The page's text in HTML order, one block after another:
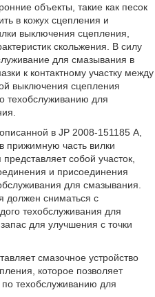
объекты, такие как песок
в кожух сцепления и
выключения сцепления,
скольжения. В силу
для смазывания в
к контактному участку между
выключения сцепления
техобслуживанию для
в JP 2008-151185 А,
прижимную часть вилки
собой участок,
и присоединения
для смазывания.
должен сниматься с
техобслуживания для
для улучшения с точки
смазочное устройство
которое позволяет
техобслуживанию для